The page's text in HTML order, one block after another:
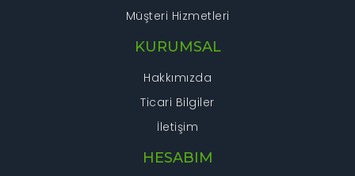
Müşteri Hizmetleri
KURUMSAL
Hakkımızda
Ticari Bilgiler
İletişim
HESABIM